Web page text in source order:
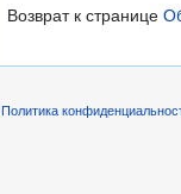
Возврат к странице
Политика